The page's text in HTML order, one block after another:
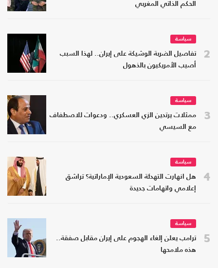
الحكم الذاتي المغربي
2
سياسة
تفاصيل الضربة الوشيكة على إيران.. لهذا السبب
أصيب الأمريكيون بالذهول
3
سياسة
ممثلات يرتدين الزي العسكري.. ودعوات للاصطفاف
مع السيسي
4
سياسة
هل انهارت التهدئة السعودية الإماراتية؟ تراشق
إعلامي واتهامات جديدة
5
سياسة
ترامب يعلن إلغاء الهجوم على إيران مقابل صفقة..
هذه ملامحها